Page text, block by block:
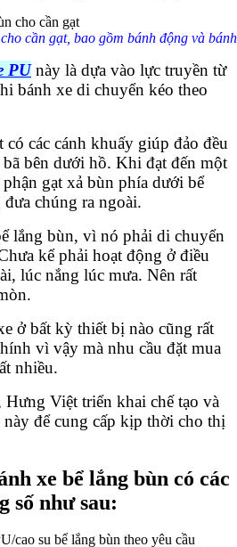
cần gạt, bao gồm bánh động và
PUnày là dựa vào lực truyền từ
bánh xe di chuyển kéo theo
có các cánh khuấy giúp đảo đều
bên dưới hồ. Khi đạt đến một
gạt xả bùn phía dưới bể
chúng ra ngoài.
lắng bùn, vì nó phải di chuyển
kể phải hoạt động ở điều
lúc nắng lúc mưa. Nên rất
ở bất kỳ thiết bị nào cũng rất
vì vậy mà nhu cầu đặt mua
nhiều.
Việt triển khai chế tạo và
này để cung cấp kịp thời cho thị
xe bể lắng bùn có các
số như sau: